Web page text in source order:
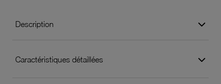
Description
Caractéristiques détaillées